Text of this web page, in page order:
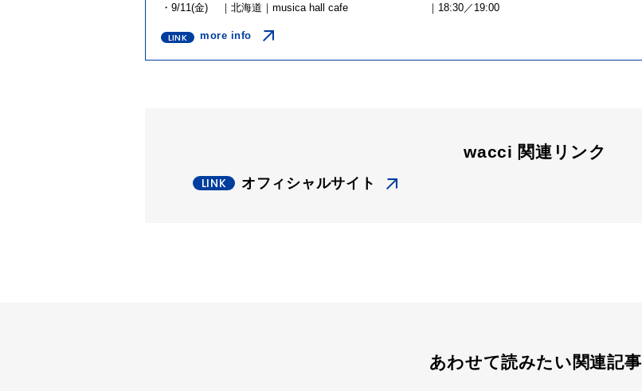
・9/11(金) ｜北海道｜musica hall cafe ｜18:30／19:00
more info
wacci 関連リンク
オフィシャルサイト
あわせて読みたい関連記事